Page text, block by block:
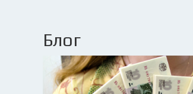
Блог